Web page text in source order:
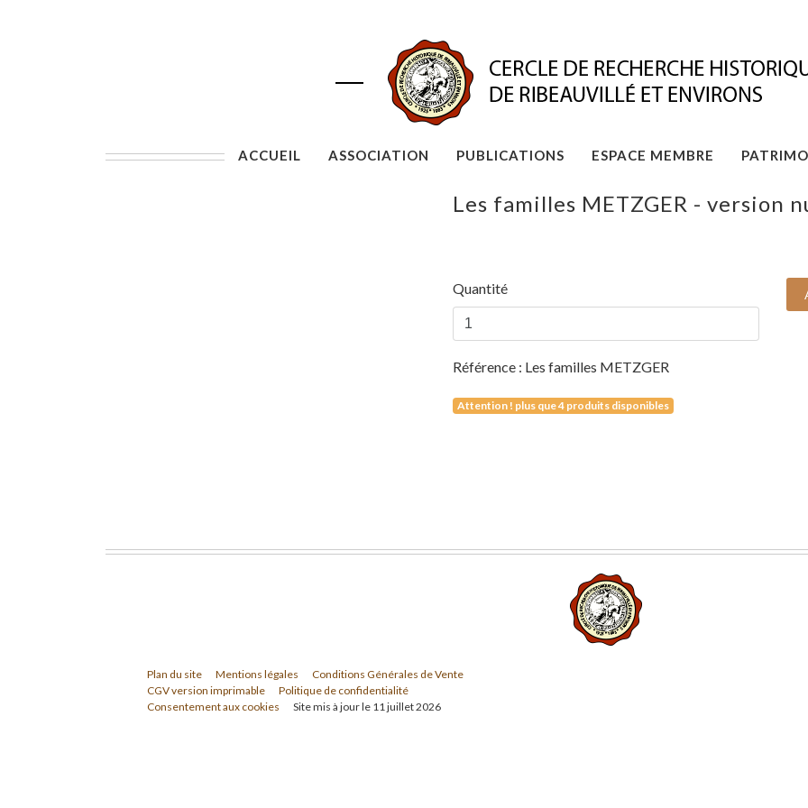
ACCUEIL ASSOCIATION PUBLICATIONS ESPACE MEMBRE
Les familles METZGER - version
Quantité
Référence : Les familles METZGER
Attention ! plus que 4 produits disponibles
Plan du site Mentions légales
Conditions Générales de Vente
CGV version imprimable
Politique de confidentialité
Consentement aux cookies
Site mis à jour le 11 juillet 2026